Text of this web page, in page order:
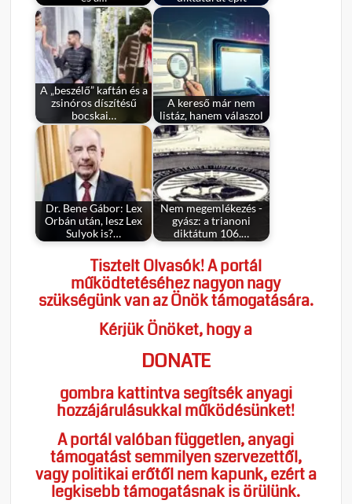
A „beszélő” kaftán és a
zsinóros díszítésű
bocskai…
A kereső már nem
listáz, hanem válaszol
Dr. Bene Gábor: Lex
Orbán után, lesz Lex
Sulyok is?…
Nem megemlékezés -
gyász: a trianoni
diktátum 106.…
Tisztelt Olvasók! A portál
működtetéséhez nagyon nagy
szükségünk van az Önök támogatására.
Kérjük Önöket, hogy a
DONATE
gombra kattintva segítsék anyagi
hozzájárulásukkal működésünket!
A portál valóban független, anyagi
támogatást semmilyen szervezettől,
vagy politikai erőtől nem kapunk, ezért a
legkisebb támogatásnak is örülünk.